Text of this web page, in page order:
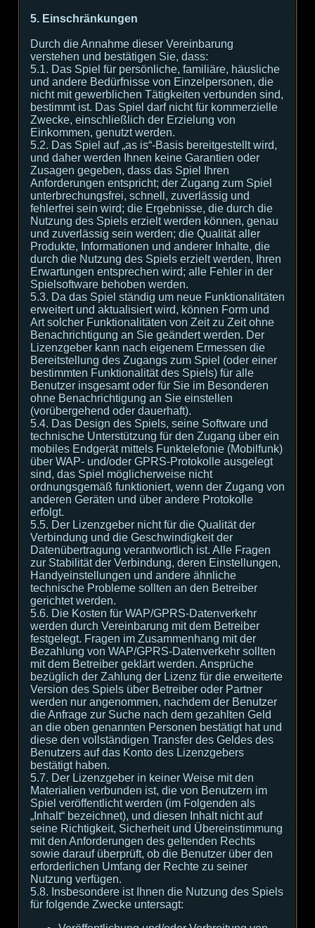
5. Einschränkungen
Durch die Annahme dieser Vereinbarung
verstehen und bestätigen Sie, dass:
5.1. Das Spiel für persönliche, familiäre, häusliche
und andere Bedürfnisse von Einzelpersonen, die
nicht mit gewerblichen Tätigkeiten verbunden sind,
bestimmt ist. Das Spiel darf nicht für kommerzielle
Zwecke, einschließlich der Erzielung von
Einkommen, genutzt werden.
5.2. Das Spiel auf „as is“-Basis bereitgestellt wird,
und daher werden Ihnen keine Garantien oder
Zusagen gegeben, dass das Spiel Ihren
Anforderungen entspricht; der Zugang zum Spiel
unterbrechungsfrei, schnell, zuverlässig und
fehlerfrei sein wird; die Ergebnisse, die durch die
Nutzung des Spiels erzielt werden können, genau
und zuverlässig sein werden; die Qualität aller
Produkte, Informationen und anderer Inhalte, die
durch die Nutzung des Spiels erzielt werden, Ihren
Erwartungen entsprechen wird; alle Fehler in der
Spielsoftware behoben werden.
5.3. Da das Spiel ständig um neue Funktionalitäten
erweitert und aktualisiert wird, können Form und
Art solcher Funktionalitäten von Zeit zu Zeit ohne
Benachrichtigung an Sie geändert werden. Der
Lizenzgeber kann nach eigenem Ermessen die
Bereitstellung des Zugangs zum Spiel (oder einer
bestimmten Funktionalität des Spiels) für alle
Benutzer insgesamt oder für Sie im Besonderen
ohne Benachrichtigung an Sie einstellen
(vorübergehend oder dauerhaft).
5.4. Das Design des Spiels, seine Software und
technische Unterstützung für den Zugang über ein
mobiles Endgerät mittels Funktelefonie (Mobilfunk)
über WAP- und/oder GPRS-Protokolle ausgelegt
sind, das Spiel möglicherweise nicht
ordnungsgemäß funktioniert, wenn der Zugang von
anderen Geräten und über andere Protokolle
erfolgt.
5.5. Der Lizenzgeber nicht für die Qualität der
Verbindung und die Geschwindigkeit der
Datenübertragung verantwortlich ist. Alle Fragen
zur Stabilität der Verbindung, deren Einstellungen,
Handyeinstellungen und andere ähnliche
technische Probleme sollten an den Betreiber
gerichtet werden.
5.6. Die Kosten für WAP/GPRS-Datenverkehr
werden durch Vereinbarung mit dem Betreiber
festgelegt. Fragen im Zusammenhang mit der
Bezahlung von WAP/GPRS-Datenverkehr sollten
mit dem Betreiber geklärt werden. Ansprüche
bezüglich der Zahlung der Lizenz für die erweiterte
Version des Spiels über Betreiber oder Partner
werden nur angenommen, nachdem der Benutzer
die Anfrage zur Suche nach dem gezahlten Geld
an die oben genannten Personen bestätigt hat und
diese den vollständigen Transfer des Geldes des
Benutzers auf das Konto des Lizenzgebers
bestätigt haben.
5.7. Der Lizenzgeber in keiner Weise mit den
Materialien verbunden ist, die von Benutzern im
Spiel veröffentlicht werden (im Folgenden als
„Inhalt“ bezeichnet), und diesen Inhalt nicht auf
seine Richtigkeit, Sicherheit und Übereinstimmung
mit den Anforderungen des geltenden Rechts
sowie darauf überprüft, ob die Benutzer über den
erforderlichen Umfang der Rechte zu seiner
Nutzung verfügen.
5.8. Insbesondere ist Ihnen die Nutzung des Spiels
für folgende Zwecke untersagt: